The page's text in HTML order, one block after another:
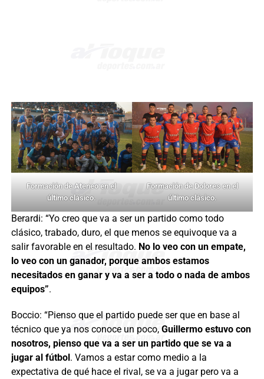
Formación de Ateneo en el
último clásico.
Formación de Dolores en el
último clásico.
Berardi: “Yo creo que va a ser un partido como todo
clásico, trabado, duro, el que menos se equivoque va a
salir favorable en el resultado. No lo veo con un empate,
lo veo con un ganador, porque ambos estamos
necesitados en ganar y va a ser a todo o nada de ambos
equipos”.
Boccio: “Pienso que el partido puede ser que en base al
técnico que ya nos conoce un poco, Guillermo estuvo con
nosotros, pienso que va a ser un partido que se va a
jugar al fútbol. Vamos a estar como medio a la
expectativa de qué hace el rival, se va a jugar pero va a